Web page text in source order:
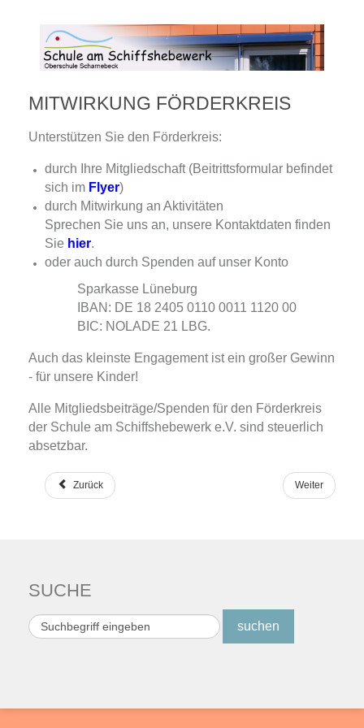
MITWIRKUNG FÖRDERKREIS
Unterstützen Sie den Förderkreis:
durch Ihre Mitgliedschaft (Beitrittsformular befindet
sich im Flyer)
durch Mitwirkung an Aktivitäten
Sprechen Sie uns an, unsere Kontaktdaten finden
Sie hier.
oder auch durch Spenden auf unser Konto
Sparkasse Lüneburg
IBAN: DE 18 2405 0110 0011 1120 00
BIC: NOLADE 21 LBG.
Auch das kleinste Engagement ist ein großer Gewinn
- für unsere Kinder!
Alle Mitgliedsbeiträge/Spenden für den Förderkreis
der Schule am Schiffshebewerk e.V. sind steuerlich
absetzbar.
Zurück Weiter
SUCHE
Suchen
...
suchen